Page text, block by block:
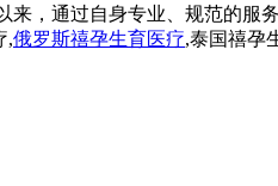
，通过自身专业、规范的服
,俄罗斯禧孕生育医疗,泰国禧孕